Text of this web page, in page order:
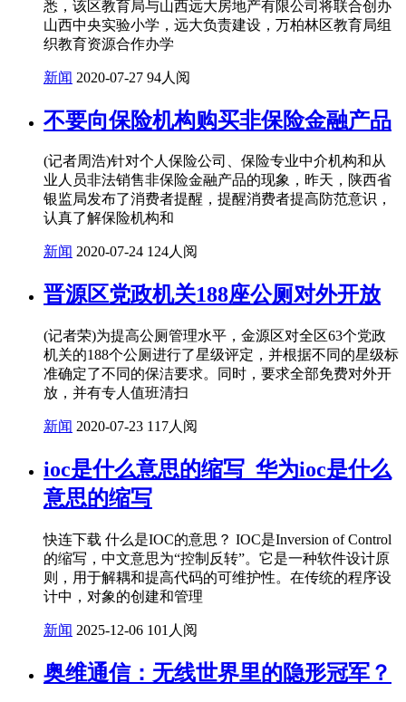
悉，该区教育局与山西远大房地产有限公司将联合创办
山西中央实验小学，远大负责建设，万柏林区教育局组
织教育资源合作办学
新闻 2020-07-27 94人阅
不要向保险机构购买非保险金融产品
(记者周浩)针对个人保险公司、保险专业中介机构和从
业人员非法销售非保险金融产品的现象，昨天，陕西省
银监局发布了消费者提醒，提醒消费者提高防范意识，
认真了解保险机构和
新闻 2020-07-24 124人阅
晋源区党政机关188座公厕对外开放
(记者荣)为提高公厕管理水平，金源区对全区63个党政
机关的188个公厕进行了星级评定，并根据不同的星级标
准确定了不同的保洁要求。同时，要求全部免费对外开
放，并有专人值班清扫
新闻 2020-07-23 117人阅
ioc是什么意思的缩写_华为ioc是什么
意思的缩写
快连下载 什么是IOC的意思？ IOC是Inversion of Control
的缩写，中文意思为“控制反转”。它是一种软件设计原
则，用于解耦和提高代码的可维护性。在传统的程序设
计中，对象的创建和管理
新闻 2025-12-06 101人阅
奥维通信：无线世界里的隐形冠军？